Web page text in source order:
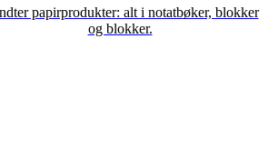
papirprodukter: alt i notatbøker, blokker
og blokker.